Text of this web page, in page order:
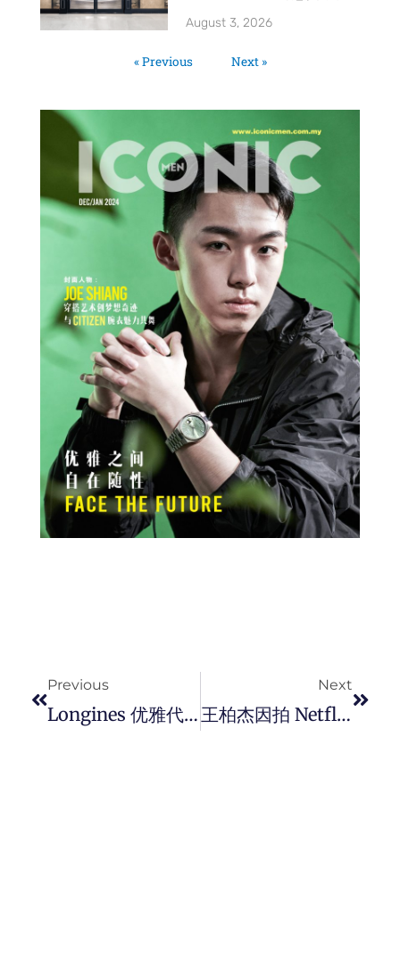
August 3, 2026
« Previous Next »
Previous
Longines 优雅代言人郭富城，出席槟城首间旗舰店开幕典礼！
Next
王柏杰因拍 Netflix 华语影集《罪梦者》受封新一代肌肉男神！